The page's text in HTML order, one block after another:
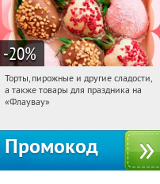
-20%
00:30:00 Получили:
Россия
Торты, пирожные и другие сладости,
а также товары для праздника на
«Флаувау»
Промокод